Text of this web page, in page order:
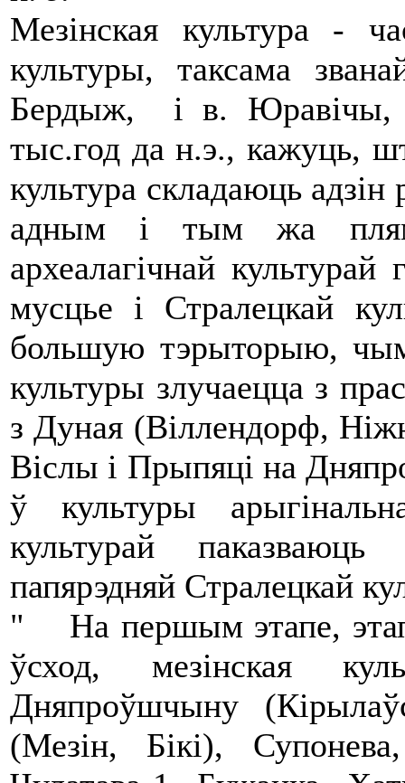
Мезінская культура -
культуры, таксама
Бердыж, і в. Юравічы,
тыс.год да н.э., кажуць,
культура складаюць адзін
адным і тым жа
археалагічнай культурай
мусцье і Стралецкай
большую тэрыторыю, чым
культуры злучаецца з
з Дуная (Віллендорф,
Віслы і Прыпяці на
ў культуры
культурай
папярэдняй Стралецкай
" На першым этапе,
ўсход, мезінская
Дняпроўшчыну
(Мезін, Бікі),